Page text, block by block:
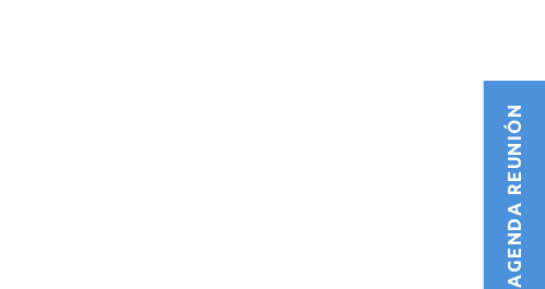
AGENDA REUNIÓN